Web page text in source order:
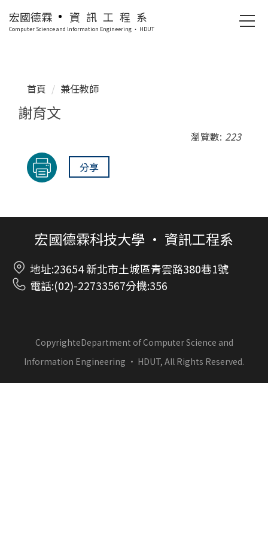
跳
到
宏國德霖 資訊工程系
Computer Science and lnformation Engineering · HDUT
首頁 兼任教師
謝育文
瀏覽數: 223
分享
宏國德霖科技大學 • 資訊工程系
地址:23654 新北市土城區青雲路380巷1號
電話:(02)-22733567分機:356
CopyrighteDepartment of Computer Science and
Information Engineering · HDUT, All Rights Reserved.